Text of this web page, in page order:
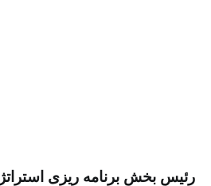
برنامه ریزی استراتژیک